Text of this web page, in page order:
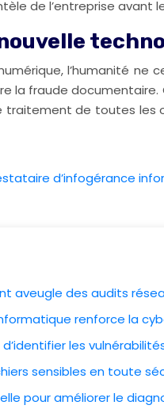
de l’entreprise avant
l’humanité
la fraude
de toutes les
d’infogérance
aveugle des audits
renforce la
les
sensibles en toute
pour améliorer le